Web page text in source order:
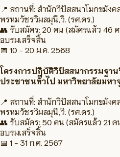
📍 สถานที่: สำนักวิปัสสนาโมกขมัง
พรหมวัชรวิมลมุนี,วิ. (รศ.ดร.)
👥 รับสมัคร: 20 คน (สมัครแล้ว 46
อบรมเสร็จสิ้น
📅 10 - 20 ม.ค. 2568
โครงการปฏิบัติวิปัสสนากรรมฐ
ประชาชนทั่วไป มหาวิทยาลัยมห
📍 สถานที่: สำนักวิปัสสนาโมกขมัง
พรหมวัชรวิมลมุนี,วิ. (รศ.ดร.)
👥 รับสมัคร: 50 คน (สมัครแล้ว 21 ค
อบรมเสร็จสิ้น
📅 1 - 31 ก.ค. 2567